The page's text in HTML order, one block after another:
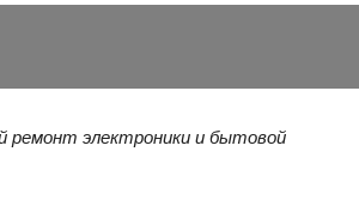
ремонт электроники и бытовой